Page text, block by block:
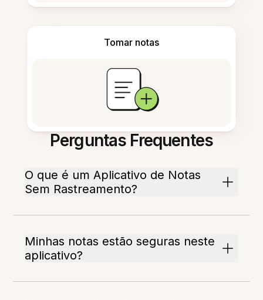
Tomar notas
Perguntas Frequentes
O que é um Aplicativo de Notas
Sem Rastreamento?
Minhas notas estão seguras neste
aplicativo?